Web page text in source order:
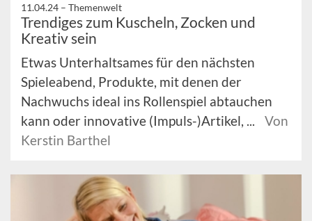
11.04.24 – Themenwelt
Trendiges zum Kuscheln, Zocken und
Kreativ sein
Etwas Unterhaltsames für den nächsten
Spieleabend, Produkte, mit denen der
Nachwuchs ideal ins Rollenspiel abtauchen
kann oder innovative (Impuls-)Artikel, ...
Von
Kerstin Barthel